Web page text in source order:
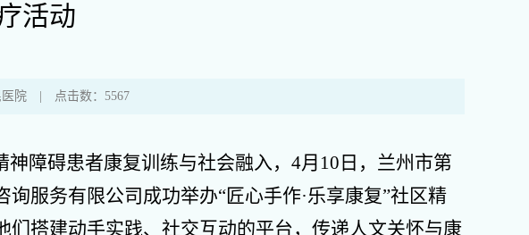
活动
医院 | 点击数：5567
障碍患者康复训练与社会融入，4月10日，兰州市第
服务有限公司成功举办“匠心手作·乐享康复”社区精
搭建动手实践、社交互动的平台，传递人文关怀与康